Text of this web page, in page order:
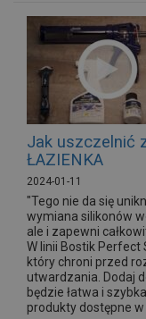
Jak uszczelnić
ŁAZIENKA
2024-01-11
"Tego nie da się
wymiana silikonów
ale i zapewni
W linii Bostik Perfect
który chroni przed
utwardzania. Dodaj
będzie łatwa i
produkty dostępne w